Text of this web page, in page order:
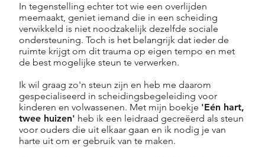
In tegenstelling echter tot wie een overlijden
meemaakt, geniet iemand die in een scheiding
verwikkeld is niet noodzakelijk dezelfde sociale
ondersteuning. Toch is het belangrijk dat ieder de
ruimte krijgt om dit trauma op eigen tempo en met
de best mogelijke steun te verwerken.
Ik wil graag zo'n steun zijn en heb me daarom
gespecialiseerd in scheidingsbegeleiding voor
kinderen en volwassenen. Met mijn boekje 'Eén hart,
twee huizen' heb ik een leidraad gecreëerd als steun
voor ouders die uit elkaar gaan en ik nodig je van
harte uit om er gebruik van te maken.